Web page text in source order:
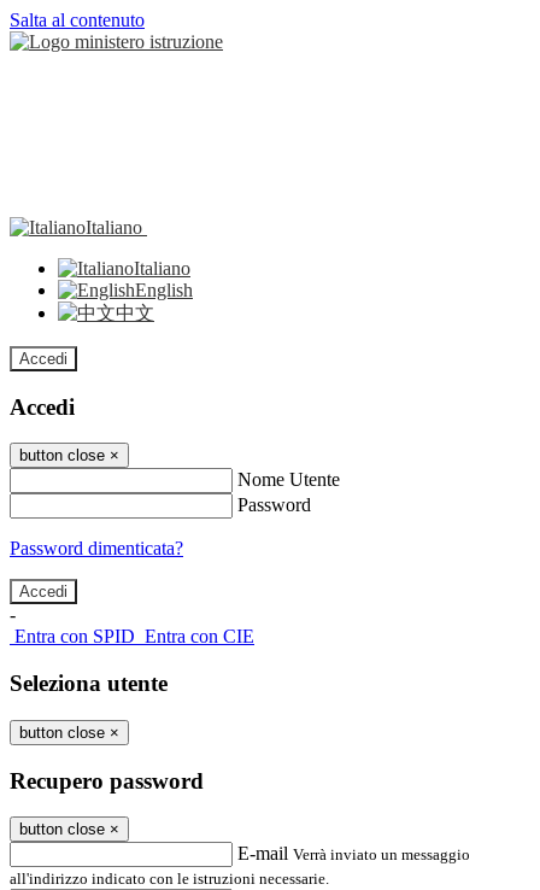
Salta al contenuto
Italiano
Italiano
English
中文
Accedi
Accedi
button close ×
Nome Utente
Password
Password dimenticata?
-
Entra con SPID Entra con CIE
Seleziona utente
button close ×
Recupero password
button close ×
E-mail Verrà inviato un messaggio
all'indirizzo indicato con le istruzioni necessarie.